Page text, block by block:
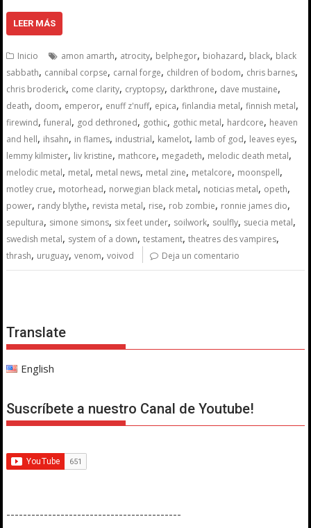
LEER MÁS
Inicio amon amarth, atrocity, belphegor, biohazard, black, black
sabbath, cannibal corpse, carnal forge, children of bodom, chris barnes,
chris broderick, come clarity, cryptopsy, darkthrone, dave mustaine,
death, doom, emperor, enuff z'nuff, epica,finlandia metal,finnish metal,
firewind,funeral, god dethroned, gothic, gothic metal, hardcore, heaven
and hell, ihsahn, in flames, industrial, kamelot, lamb of god, leaves eyes,
lemmy kilmister, liv kristine, mathcore, megadeth, melodic death metal,
melodic metal, metal, metal news, metal zine, metalcore, moonspell,
motley crue, motorhead, norwegian black metal, noticias metal, opeth,
power, randy blythe, revista metal, rise, rob zombie, ronnie james dio,
sepultura, simone simons, six feet under, soilwork, soulfly, suecia metal,
swedish metal, system of a down,testament,theatres des vampires,
thrash, uruguay,venom,voivod Deja un comentario
Translate
English
Suscríbete a nuestro Canal de Youtube!
------------------------------------------